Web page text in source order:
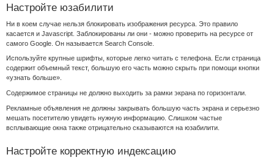
Настройте юзабилити
Ни в коем случае нельзя блокировать изображения ресурса. Это правило
касается и Javascript. Заблокированы ли они - можно проверить на ресурсе от
самого Google. Он называется Search Console.
Используйте крупные шрифты, которые легко читать с телефона. Если страница
содержит объемный текст, большую его часть можно скрыть при помощи кнопки
«узнать больше».
Содержимое страницы не должно выходить за рамки экрана по горизонтали.
Рекламные объявления не должны закрывать большую часть экрана и серьезно
мешать посетителю увидеть нужную информацию. Слишком частые
всплывающие окна также отрицательно сказываются на юзабилити.
Настройте корректную индексацию